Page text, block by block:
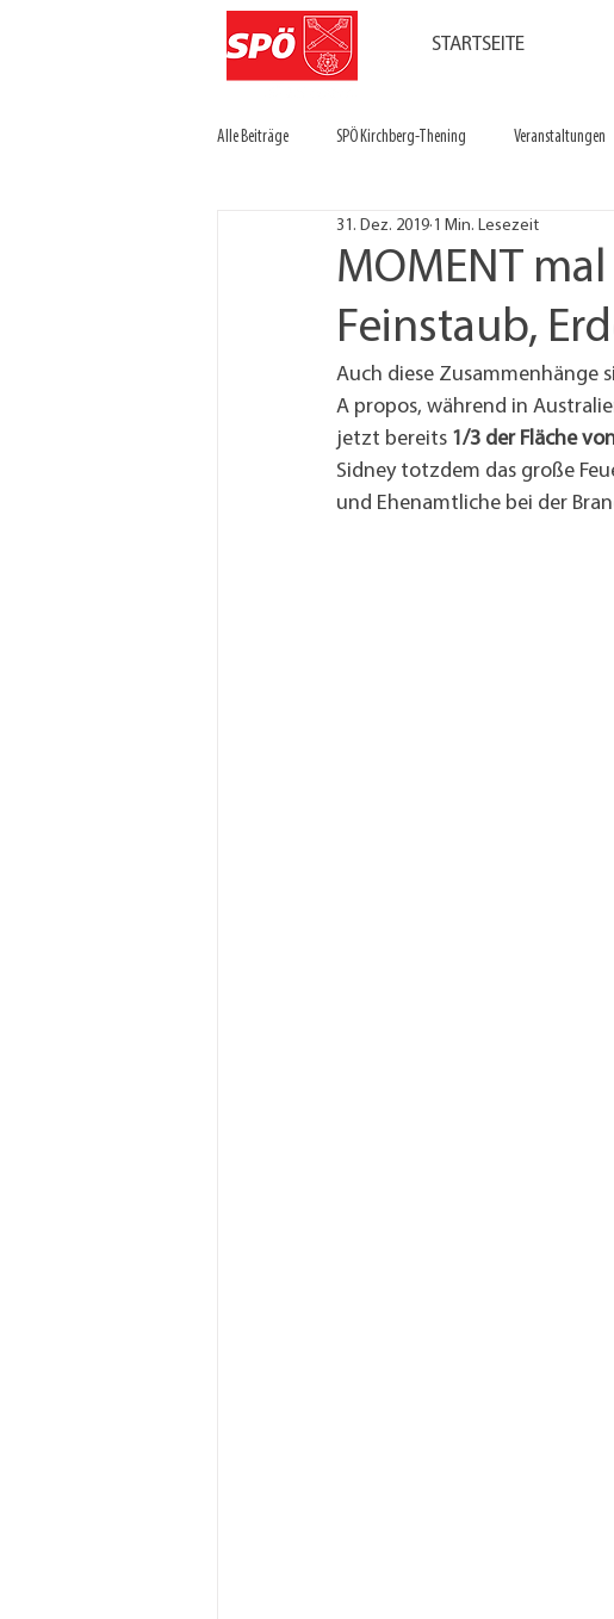
STARTSEITE
Alle Beiträge SPÖ Kirchberg-Thening Veranstaltungen
MOMENT
Feinstaub,
31. Dez. 2019 1 Min. Lesezeit
Auch diese Zusammenhänge
A propos, während in
jetzt bereits 1/3 der Fläche
Sidney totzdem das große
und Ehenamtliche bei der